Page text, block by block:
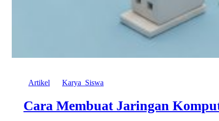
Artikel Karya_Siswa
Cara Membuat Jaringan